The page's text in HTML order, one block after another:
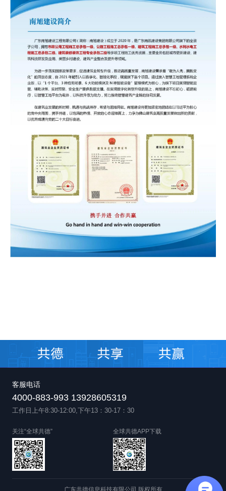
客服电话
4000-883-993 13928605319
工作日上午8:30-12:00,下午13：30-17：30
关注“全球共德” 全球共德APP下载